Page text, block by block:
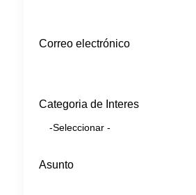
Correo electrónico
Categoria de Interes
Asunto